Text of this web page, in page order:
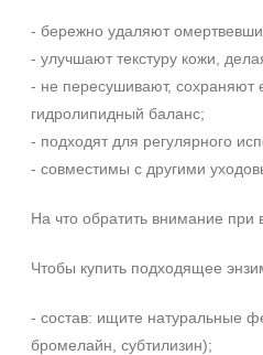
Объём
1 шт
20 мл
AHA-кислоты
- бережно удаляют
- улучшают текстуру кожи,
- не пересушивают, сохраняют
гидролипидный баланс;
- подходят для регулярного
- совместимы с другими
На что обратить внимание при
Чтобы купить подходящее
- состав: ищите натуральные
бромелайн, субтилизин);